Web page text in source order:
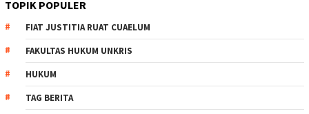
TOPIK POPULER
FIAT JUSTITIA RUAT CUAELUM
FAKULTAS HUKUM UNKRIS
HUKUM
TAG BERITA